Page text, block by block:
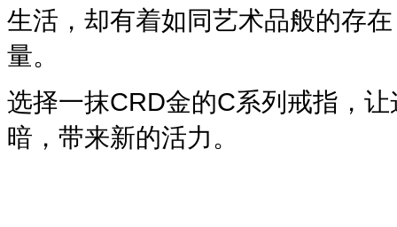
生活，却有着如同艺术品般的存
量。
选择一抹CRD金的C系列戒指，
暗，带来新的活力。